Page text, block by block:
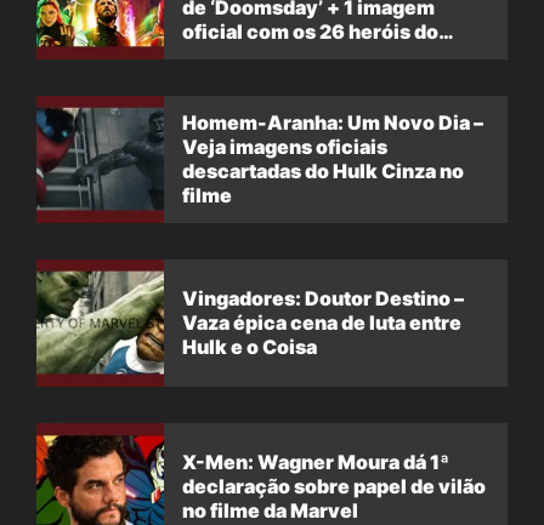
de ‘Doomsday’ + 1 imagem
oficial com os 26 heróis do
Homem-Aranha: Um Novo Dia –
Veja imagens oficiais
descartadas do Hulk Cinza no
filme
Vingadores: Doutor Destino –
Vaza épica cena de luta entre
Hulk e o Coisa
X-Men: Wagner Moura dá 1ª
declaração sobre papel de vilão
no filme da Marvel